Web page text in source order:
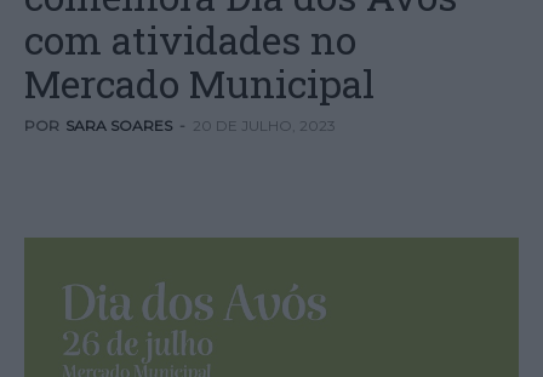
com atividades no
Mercado Municipal
POR SARA SOARES - 20 DE JULHO, 2023